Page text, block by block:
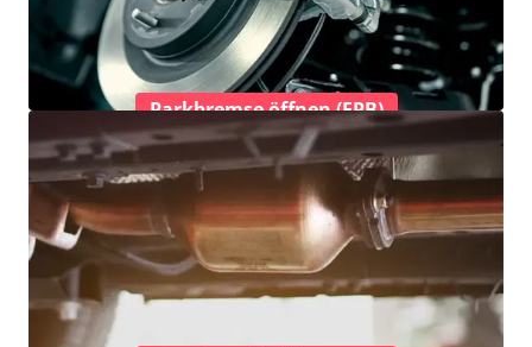
Parkbremse öffnen (EPB)